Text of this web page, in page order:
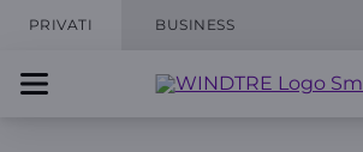
PRIVATI BUSINESS